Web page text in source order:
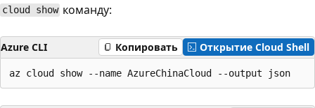
cloud show команду:
Azure CLI Копировать Открытие Cloud Shell